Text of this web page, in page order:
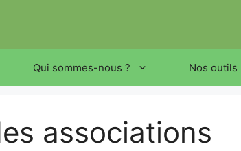
Qui sommes-nous ? Nos outils
associations